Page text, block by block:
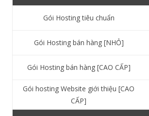
Gói Hosting tiêu chuẩn
Gói Hosting bán hàng [NHỎ]
Gói Hosting bán hàng [CAO CẤP]
Gói hosting Website giới thiệu [CAO
CẤP]